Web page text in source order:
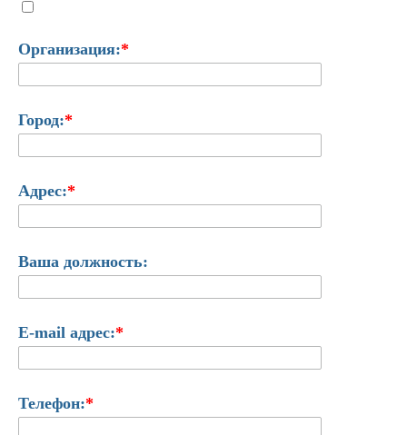
Организация:*
Город:*
Адрес:*
Ваша должность:
E-mail адрес:*
Телефон:*